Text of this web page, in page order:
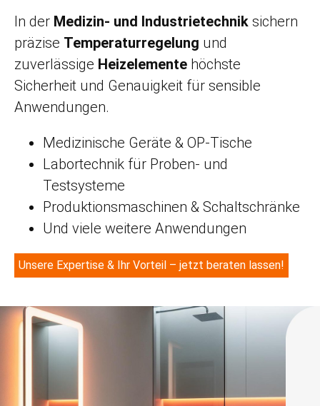
In der Medizin- und Industrietechnik sichern
präzise Temperaturregelung und
zuverlässige Heizelemente höchste
Sicherheit und Genauigkeit für sensible
Anwendungen.
Medizinische Geräte & OP-Tische
Labortechnik für Proben- und
Testsysteme
Produktionsmaschinen & Schaltschränke
Und viele weitere Anwendungen
Unsere Expertise & Ihr Vorteil – jetzt beraten lassen!